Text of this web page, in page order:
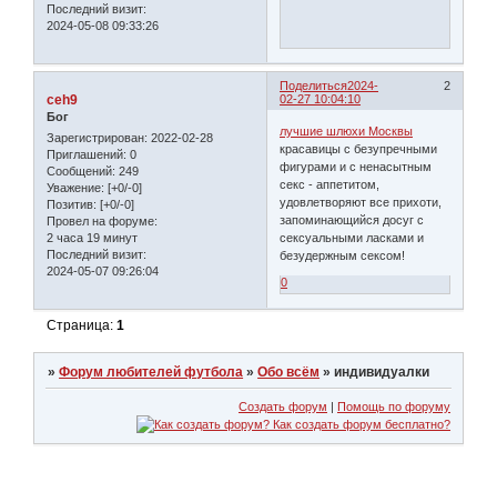
Последний визит:
2024-05-08 09:33:26
Поделиться 2
2024-
02-27 10:04:10
ceh9
Бог
Зарегистрирован: 2022-02-28
Приглашений: 0
Сообщений: 249
Уважение: [+0/-0]
Позитив: [+0/-0]
Провел на форуме:
2 часа 19 минут
Последний визит:
2024-05-07 09:26:04
лучшие шлюхи Москвы
красавицы с безупречными
фигурами и с ненасытным
секс - аппетитом,
удовлетворяют все прихоти,
запоминающийся досуг с
сексуальными ласками и
безудержным сексом!
0
Страница:1
»Форум любителей футбола »Обо всём »индивидуaлки
Создать форум Помощь по форуму